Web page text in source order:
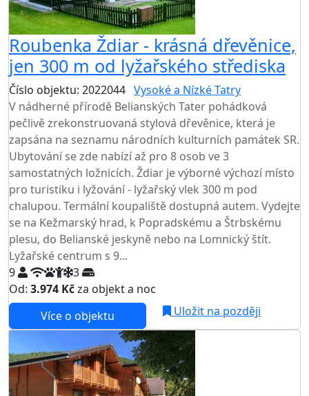
Roubenka Ždiar - krásná dřevěnice,
jen 300 m od lyžařského střediska
Číslo objektu: 2022044 Vysoké a Nízké Tatry
V nádherné přírodě Belianských Tater pohádková
pečlivě zrekonstruovaná stylová dřevěnice, která je
zapsána na seznamu národních kulturních památek SR.
Ubytování se zde nabízí až pro 8 osob ve 3
samostatných ložnicích. Ždiar je výborné výchozí místo
pro turistiku i lyžování - lyžařský vlek 300 m pod
chalupou. Termální koupaliště dostupná autem. Vydejte
se na Kežmarský hrad, k Popradskému a Štrbskému
plesu, do Belianské jeskyně nebo na Lomnický štít.
Lyžařské centrum s 9...
9
3
Od: 3.974 Kčza objekt a noc
Více o objektu Uložit na později